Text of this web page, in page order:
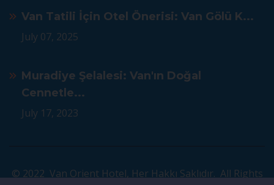
Van Tatili İçin Otel Önerisi: Van Gölü K...
July 07, 2025
Muradiye Şelalesi: Van'ın Doğal
Cennetle...
July 17, 2023
© 2022 Van Orient Hotel, Her Hakkı Saklıdır. All Rights